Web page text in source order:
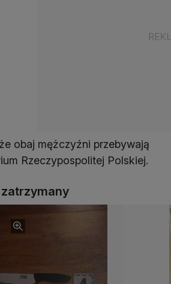
obaj mężczyźni przebywają
Rzeczypospolitej Polskiej.